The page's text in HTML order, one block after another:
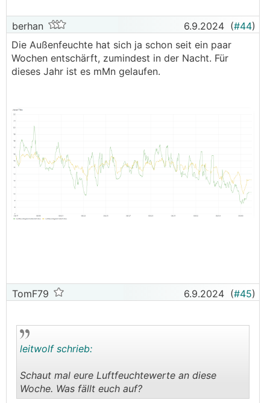
berhan 6.9.2024 (#44)
Die Außenfeuchte hat sich ja schon seit ein paar
Wochen entschärft, zumindest in der Nacht. Für
dieses Jahr ist es mMn gelaufen.
TomF79 6.9.2024 (#45)
..
leitwolf schrieb:
Schaut mal eure Luftfeuchtewerte an diese
Woche. Was fällt euch auf?